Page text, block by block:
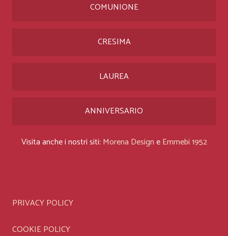
COMUNIONE
CRESIMA
LAUREA
ANNIVERSARIO
Visita anche i nostri siti: Morena DesigneEmmebi 1952
PRIVACY POLICY
COOKIE POLICY